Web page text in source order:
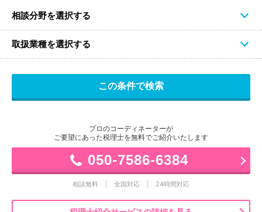
相談分野を選択する
取扱業種を選択する
プロのコーディネーターが
ご要望にあった税理士を無料でご紹介いたします
050-7586-6384
相談無料 全国対応 24時間対応